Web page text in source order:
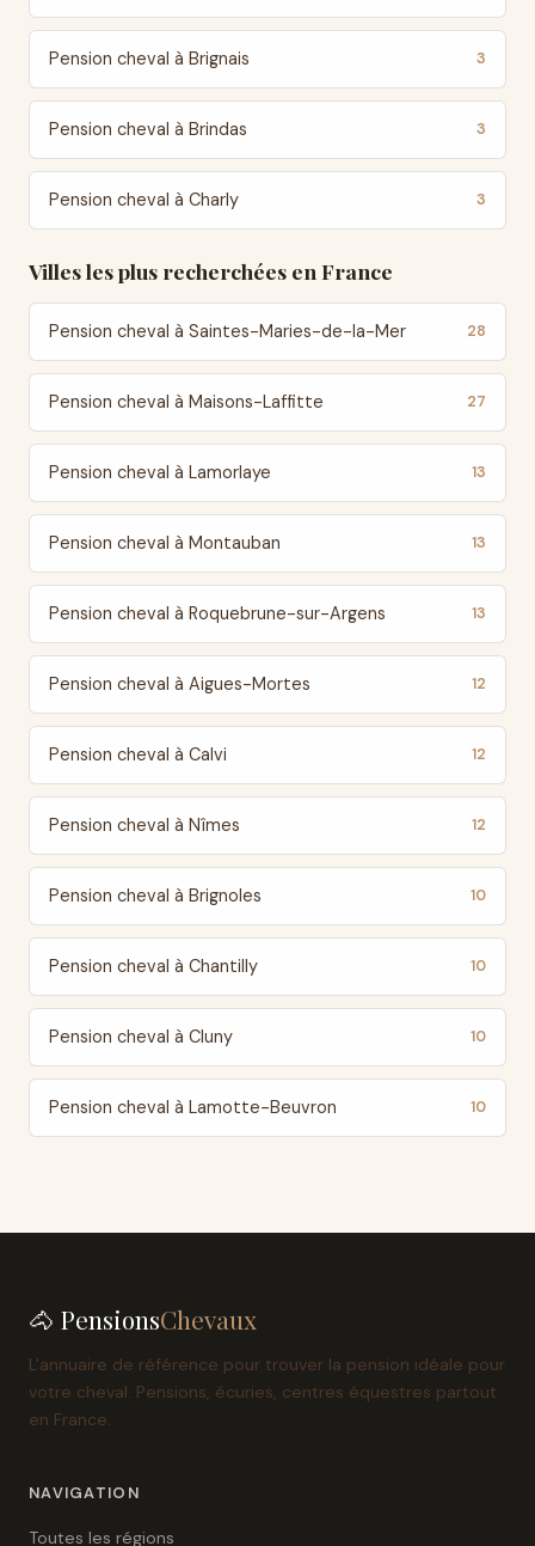
Pension cheval à Brignais 3
Pension cheval à Brindas 3
Pension cheval à Charly 3
Villes les plus recherchées en France
Pension cheval à Saintes-Maries-de-la-Mer 28
Pension cheval à Maisons-Laffitte 27
Pension cheval à Lamorlaye 13
Pension cheval à Montauban 13
Pension cheval à Roquebrune-sur-Argens 13
Pension cheval à Aigues-Mortes 12
Pension cheval à Calvi 12
Pension cheval à Nîmes 12
Pension cheval à Brignoles 10
Pension cheval à Chantilly 10
Pension cheval à Cluny 10
Pension cheval à Lamotte-Beuvron 10
🐴 PensionsChevaux
L'annuaire de référence pour trouver la pension idéale pour
votre cheval. Pensions, écuries, centres équestres partout
en France.
NAVIGATION
Toutes les régions